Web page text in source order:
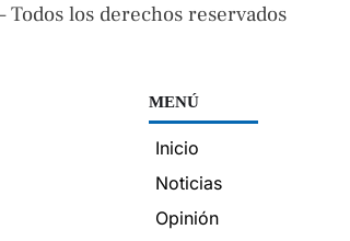
Todos los derechos reservados
MENÚ
Inicio
Noticias
Opinión